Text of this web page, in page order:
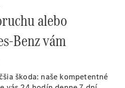
alebo
Benz vám
škoda: naše kompetentné